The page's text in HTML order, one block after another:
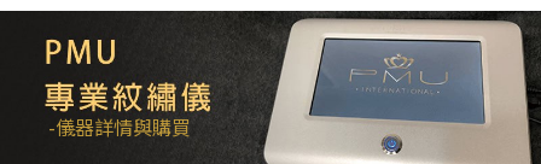
-儀器詳情與購買